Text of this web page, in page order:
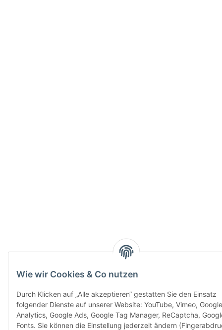
Wie wir Cookies & Co nutzen
Durch Klicken auf „Alle akzeptieren“ gestatten Sie den Einsatz
folgender Dienste auf unserer Website: YouTube, Vimeo, Google
Analytics, Google Ads, Google Tag Manager, ReCaptcha,
Fonts. Sie können die Einstellung jederzeit ändern